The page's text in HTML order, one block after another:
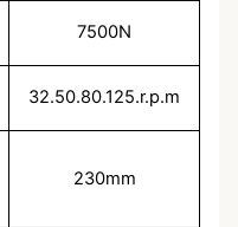
7500N
32.50.80.125.r.p.m
230mm